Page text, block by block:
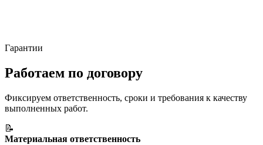
Гарантии
Работаем по договору
Фиксируем ответственность, сроки и требования к качеству
выполненных работ.
📝
Материальная ответственность